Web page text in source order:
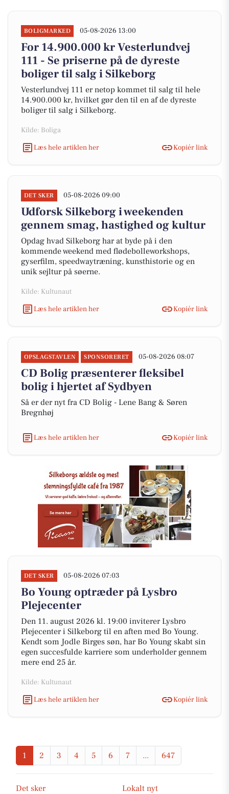
BOLIGMARKED 05-08-2026 13:00
For 14.900.000 kr Vesterlundvej
111 - Se priserne på de dyreste
boliger til salg i Silkeborg
Vesterlundvej 111 er netop kommet til salg til hele
14.900.000 kr, hvilket gør den til en af de dyreste
boliger til salg i Silkeborg.
Kilde: Boliga
Læs hele artiklen her
Kopiér link
DET SKER 05-08-2026 09:00
Udforsk Silkeborg i weekenden
gennem smag, hastighed og kultur
Opdag hvad Silkeborg har at byde på i den
kommende weekend med flødebolleworkshops,
gyserfilm, speedwaytræning, kunsthistorie og en
unik sejltur på søerne.
Kilde: Kultunaut
Læs hele artiklen her
Kopiér link
OPSLAGSTAVLEN SPONSORERET 05-08-2026 08:07
CD Bolig præsenterer fleksibel
bolig i hjertet af Sydbyen
Så er der nyt fra CD Bolig - Lene Bang & Søren
Bregnhøj
Læs hele artiklen her Kopiér link
DET SKER 05-08-2026 07:03
Bo Young optræder på Lysbro
Plejecenter
Den 11. august 2026 kl. 19:00 inviterer Lysbro
Plejecenter i Silkeborg til en aften med Bo Young.
Kendt som Jodle Birges søn, har Bo Young skabt sin
egen succesfulde karriere som underholder gennem
mere end 25 år.
Kilde: Kultunaut
Læs hele artiklen her
Kopiér link
1 2 3 4 5 6 7 ... 647
Det sker
Lokalt nyt